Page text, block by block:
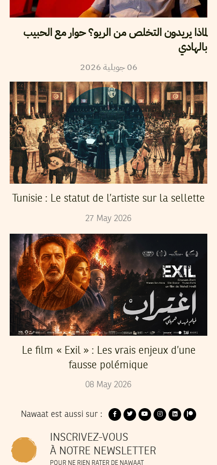
لماذا يريدون التخلص من الريو؟ حوار مع الحبيب
بالهادي
06 جويلية2026
Tunisie : Le statut de l’artiste sur la sellette
27 May 2026
Le film « Exil » : Les vrais enjeux d’une
fausse polémique
08 May 2026
Nawaat est aussi sur :
INSCRIVEZ-VOUS
À NOTRE NEWSLETTER
POUR NE RIEN RATER DE NAWAAT